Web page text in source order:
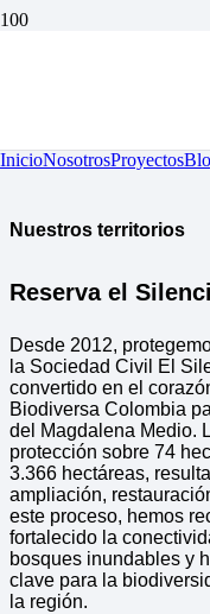
InicioNosotrosProyectos
Nuestros territorios
Reserva el
Desde 2012,
la Sociedad Civil El
convertido en el
Biodiversa Colombia
del Magdalena Medio.
protección sobre 74
3.366 hectáreas,
ampliación,
este proceso, hemos
fortalecido la
bosques inundables y
clave para la
la región.